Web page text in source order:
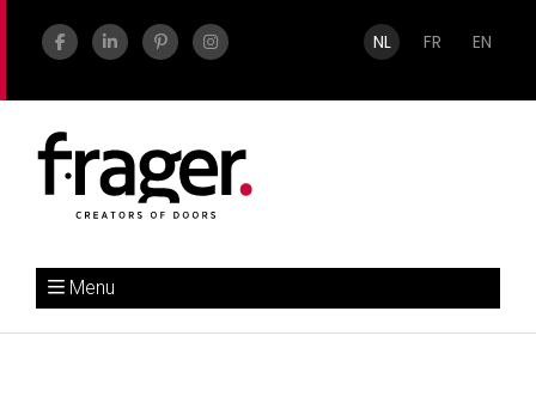
NL FR EN
Menu